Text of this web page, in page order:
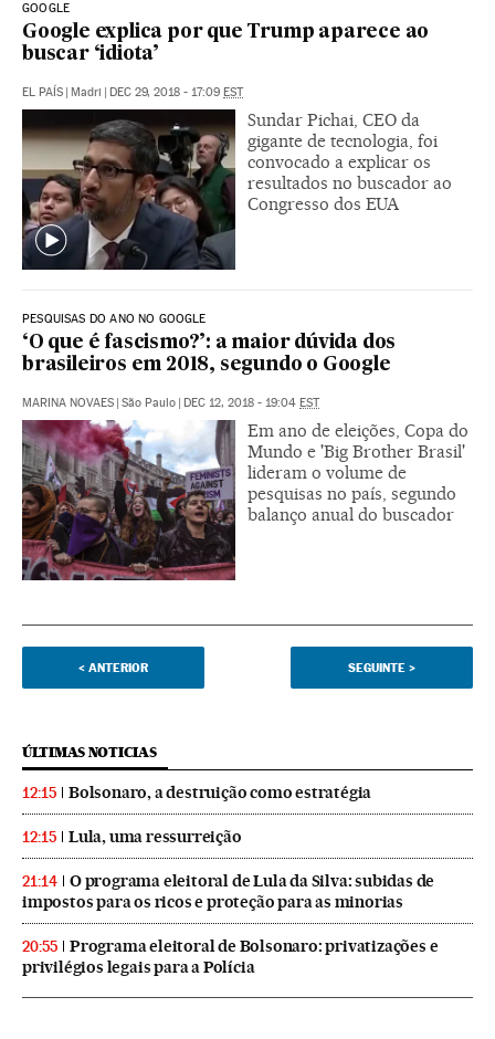
GOOGLE
Google explica por que Trump aparece ao
buscar ‘idiota’
EL PAÍS Madri DEC 29, 2018 - 17:09 EST
Sundar Pichai, CEO da
gigante de tecnologia, foi
convocado a explicar os
resultados no buscador ao
Congresso dos EUA
PESQUISAS DO ANO NO GOOGLE
‘O que é fascismo?’: a maior dúvida dos
brasileiros em 2018, segundo o Google
MARINA NOVAES São Paulo DEC 12, 2018 - 19:04 EST
Em ano de eleições, Copa do
Mundo e 'Big Brother Brasil'
lideram o volume de
pesquisas no país, segundo
balanço anual do buscador
< ANTERIOR SEGUINTE >
ÚLTIMAS NOTICIAS
12:15 Bolsonaro, a destruição como estratégia
12:15 Lula, uma ressurreição
21:14
O programa eleitoral de Lula da Silva: subidas de
impostos para os ricos e proteção para as minorias
20:55
Programa eleitoral de Bolsonaro: privatizações e
privilégios legais para a Polícia